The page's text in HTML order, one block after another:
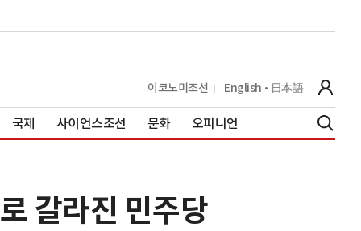
이코노미조선 English 日本語
국제 사이언스조선 문화 오피니언
갈라진 민주당